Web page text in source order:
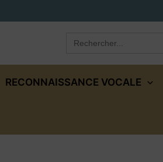
for:
RECONNAISSANCE VOCALE